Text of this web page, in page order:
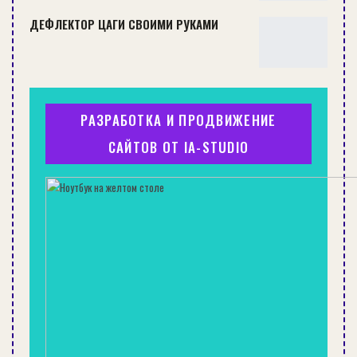
Еще один вариант лестниц для мансард –
болтами. Одна сторона ступени крепится к
стене, вторая — к предварительно
установленным штырям.
К содержанию ↑
Технология монтажа
деревянной лестницы
В этом видео профессиональный мастер
устанавливает лестницу на мансарду и
параллельно рассказывает все тонкости своей
ДЕФЛЕКТОР ЦАГИ СВОИМИ РУКАМИ
РАЗРАБОТКА И ПРОДВИЖЕНИЕ
САЙТОВ ОТ IA-STUDIO